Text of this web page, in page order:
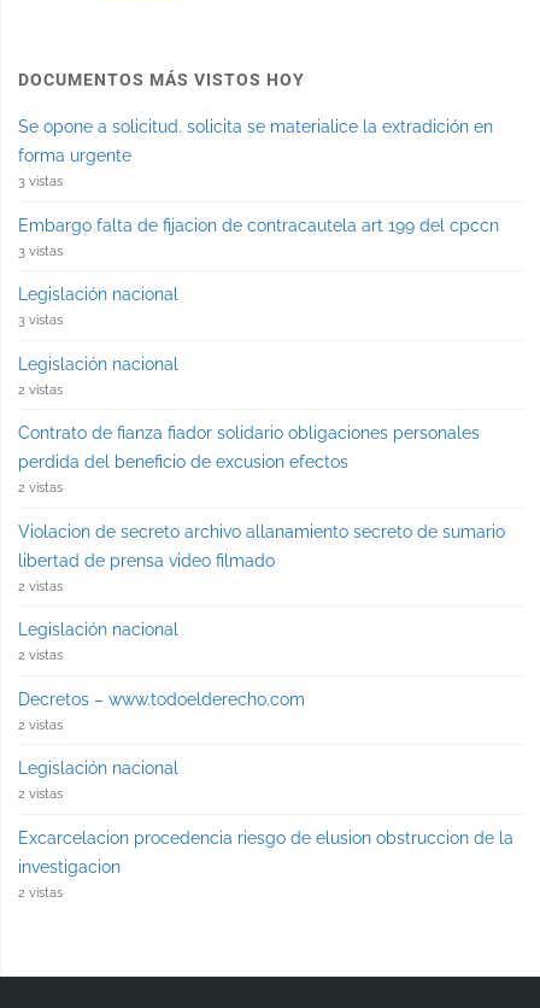
DOCUMENTOS MÁS VISTOS HOY
Se opone a solicitud. solicita se materialice la extradición en
forma urgente
3 vistas
Embargo falta de fijacion de contracautela art 199 del cpccn
3 vistas
Legislación nacional
3 vistas
Legislación nacional
2 vistas
Contrato de fianza fiador solidario obligaciones personales
perdida del beneficio de excusion efectos
2 vistas
Violacion de secreto archivo allanamiento secreto de sumario
libertad de prensa video filmado
2 vistas
Legislación nacional
2 vistas
Decretos – www.todoelderecho.com
2 vistas
Legislación nacional
2 vistas
Excarcelacion procedencia riesgo de elusion obstruccion de la
investigacion
2 vistas